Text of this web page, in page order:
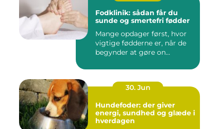
Fodklinik: sådan får du
sunde og smertefri fødder
Mange opdager først, hvor
vigtige fødderne er, når de
begynder at gøre on...
30. Jun
Hundefoder: der giver
energi, sundhed og glæde i
hverdagen